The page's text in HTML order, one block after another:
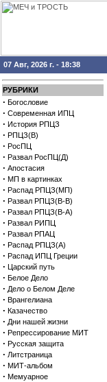
07 Авг, 2026 г. - 18:38
РУБРИКИ
· Богословие
· Современная ИПЦ
· История РПЦЗ
· РПЦЗ(В)
· РосПЦ
· Развал РосПЦ(Д)
· Апостасия
· МП в картинках
· Распад РПЦЗ(МП)
· Развал РПЦЗ(В-В)
· Развал РПЦЗ(В-А)
· Развал РИПЦ
· Развал РПАЦ
· Распад РПЦЗ(А)
· Распад ИПЦ Греции
· Царский путь
· Белое Дело
· Дело о Белом Деле
· Врангелиана
· Казачество
· Дни нашей жизни
· Репрессирование МИТ
· Русская защита
· Литстраница
· МИТ-альбом
· Мемуарное